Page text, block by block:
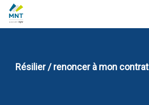
Résilier / renoncer à mon contrat